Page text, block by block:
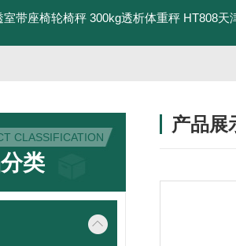
室带座椅轮椅秤 300kg透析体重秤 HT808天
CLASSIFICATION
类
产品展